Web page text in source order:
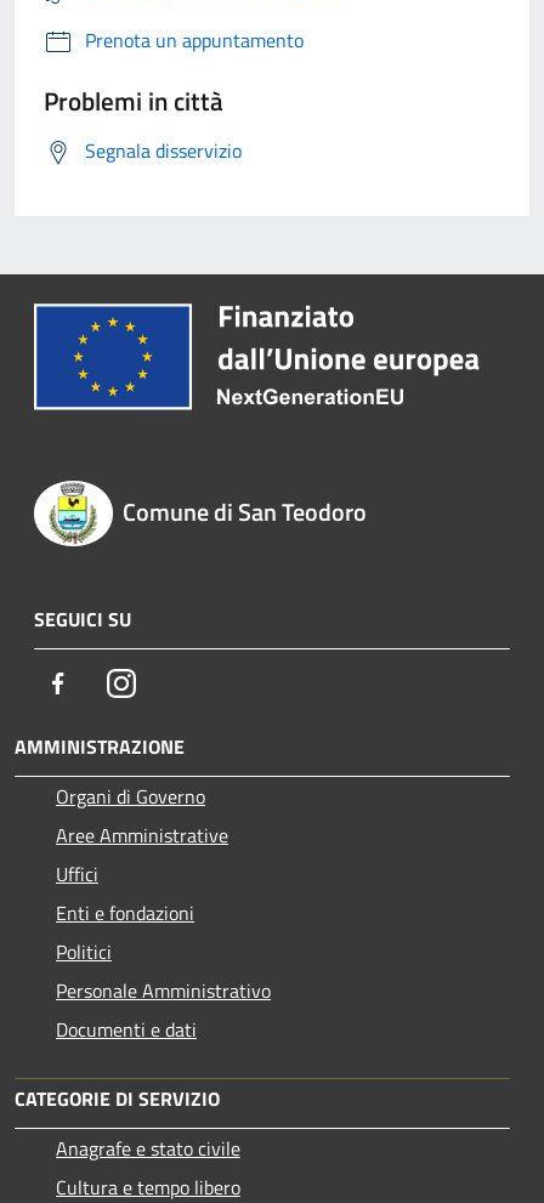
Prenota un appuntamento
Problemi in città
Segnala disservizio
Comune di San Teodoro
SEGUICI SU
FacebookInstagram
AMMINISTRAZIONE
Organi di Governo
Aree Amministrative
Uffici
Enti e fondazioni
Politici
Personale Amministrativo
Documenti e dati
CATEGORIE DI SERVIZIO
Anagrafe e stato civile
Cultura e tempo libero